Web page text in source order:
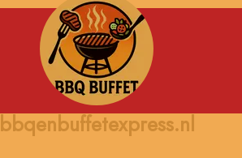
bbqenbuffetexpress.nl